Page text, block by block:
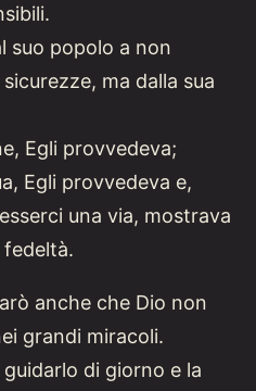
suo popolo a non
ma dalla sua
Egli provvedeva;
Egli provvedeva e,
una via, mostrava
fedeltà.
anche che Dio non
grandi miracoli.
di giorno e la